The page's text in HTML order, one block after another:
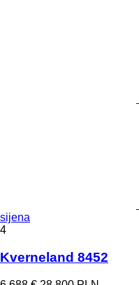
sijena
4
Kverneland 8452